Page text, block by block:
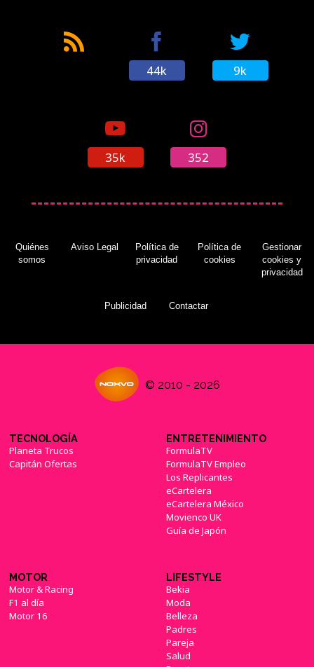
44k 9k
35k 352
Quiénes
somos
Aviso Legal
Política de
privacidad
Política de
cookies
Gestionar
cookies y
privacidad
Publicidad Contactar
© 2010 - 2026
TECNOLOGÍA
Planeta Trucos
Capitán Ofertas
ENTRETENIMIENTO
FormulaTV
FormulaTV Empleo
Los Replicantes
eCartelera
eCartelera México
Movienco UK
Guía de Japón
MOTOR
Motor & Racing
F1 al día
Motor 16
LIFESTYLE
Bekia
Moda
Belleza
Padres
Pareja
Salud